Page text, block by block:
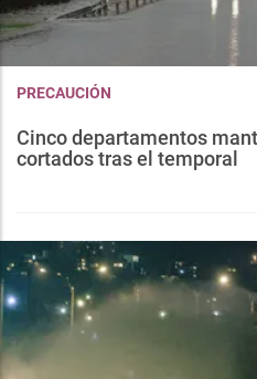
PRECAUCIÓN
Cinco departamentos
cortados tras el temporal